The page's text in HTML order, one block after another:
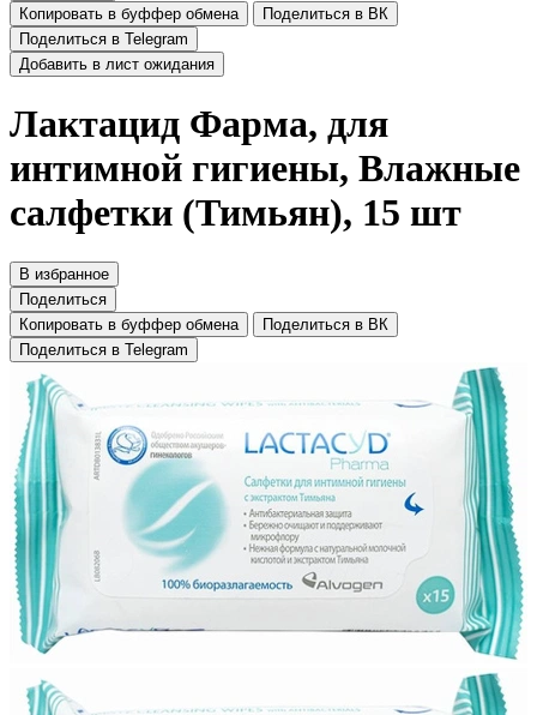
Копировать в буффер обмена
Поделиться в ВК
Поделиться в Telegram
Добавить в лист ожидания
Лактацид Фарма, для
интимной гигиены, Влажные
салфетки (Тимьян), 15 шт
В избранное
Поделиться
Копировать в буффер обмена
Поделиться в ВК
Поделиться в Telegram